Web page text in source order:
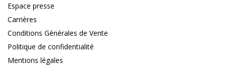
Espace presse
Carrières
Conditions Générales de Vente
Politique de confidentialité
Mentions légales